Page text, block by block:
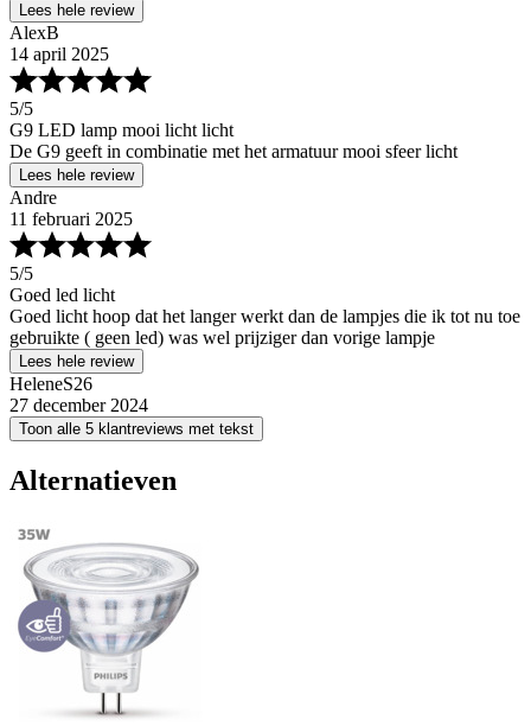
Lees hele review
AlexB
14 april 2025
5/5
G9 LED lamp mooi licht licht
De G9 geeft in combinatie met het armatuur mooi sfeer licht
Lees hele review
Andre
11 februari 2025
5/5
Goed led licht
Goed licht hoop dat het langer werkt dan de lampjes die ik tot nu toe
gebruikte ( geen led) was wel prijziger dan vorige lampje
Lees hele review
HeleneS26
27 december 2024
Toon alle 5 klantreviews met tekst
Alternatieven